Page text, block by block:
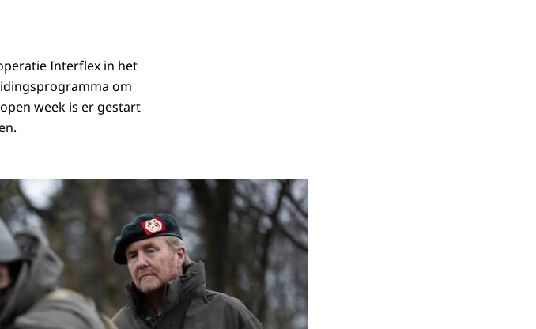
Interflex in het
om
week is er gestart